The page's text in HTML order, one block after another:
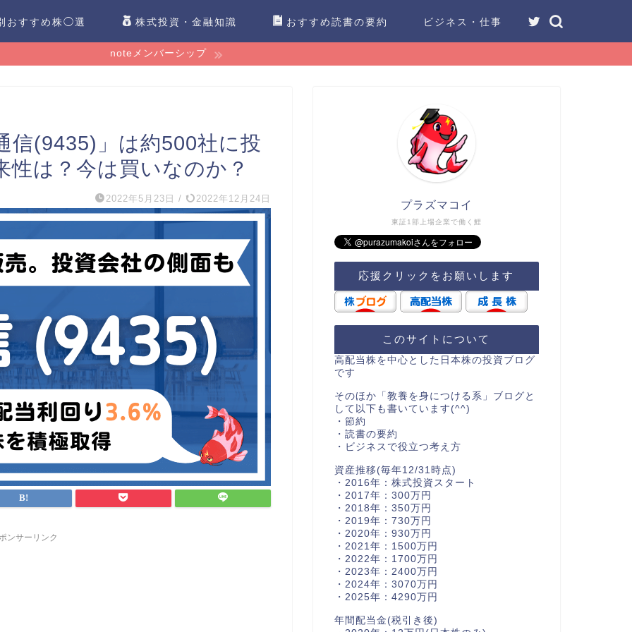
おすすめ株◯選 株式投資・金融知識 おすすめ読書の要約 ビジネス・仕事
noteメンバーシップ
信(9435)」は約500社に投
性は？今は買いなのか？
2022年5月23日 / 2022年12月24日
ンサーリンク
東証1部上場企業で働く鯉
プラズマコイ
応援クリックをお願いします
このサイトについて
高配当株を中心とした日本株の投資ブログ
です
そのほか「教養を身につける系」ブログと
して以下も書いています(^^)
・節約
・読書の要約
・ビジネスで役立つ考え方
資産推移(毎年12/31時点)
・2016年：株式投資スタート
・2017年：300万円
・2018年：350万円
・2019年：730万円
・2020年：930万円
・2021年：1500万円
・2022年：1700万円
・2023年：2400万円
・2024年：3070万円
・2025年：4290万円
年間配当金(税引き後)